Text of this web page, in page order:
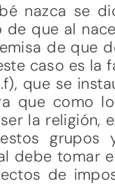
nazca se
que al
de que
caso es la
que se
que como
la religión,
grupos
debe tomar
de